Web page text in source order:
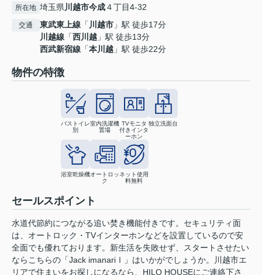
所在地 埼玉県川越市今成４丁目4-32
交通 東武東上線 「 川越市 」駅 徒歩17分
川越線 「西川越 」駅 徒歩13分
西武新宿線 「本川越 」駅 徒歩22分
物件の特徴
バストイレ
別
室内洗濯機
置場
TVモニタ
付きインタ
ーホン
独立洗面台
浴室乾燥機オートロッ
ク
ネット使用
料無料
セールスポイント
水道代節約につながる追い焚き機能付きです。セキュリティ面
は、オートロック・TVインターホンなどを設置しているので安
全面でも優れております。新生活を失敗せず、スタートさせたい
ならこちらの「Jack imanariⅠ」はいかがでしょうか。川越市エ
リアで住まいをお探しになるなら、HILO HOUSEにご連絡下さ